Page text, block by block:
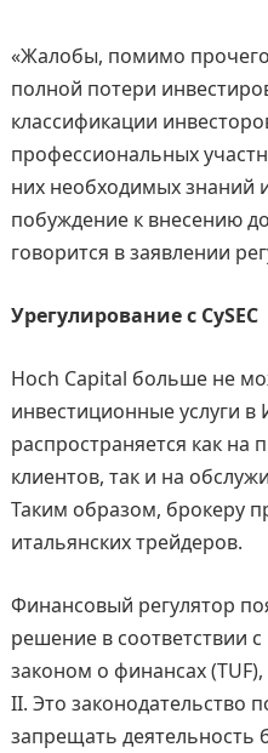
«Жалобы, помимо
полной потери
классификации
профессиональных
них необходимых знаний
побуждение к внесению
говорится в заявлении
Урегулирование с CySEC
Hoch Capital больше не
инвестиционные услуги
распространяется как на
клиентов, так и на
Таким образом, брокеру
итальянских трейдеров.
Финансовый регулятор
решение в соответствии
законом о финансах
II. Это законодательство
запрещать деятельность